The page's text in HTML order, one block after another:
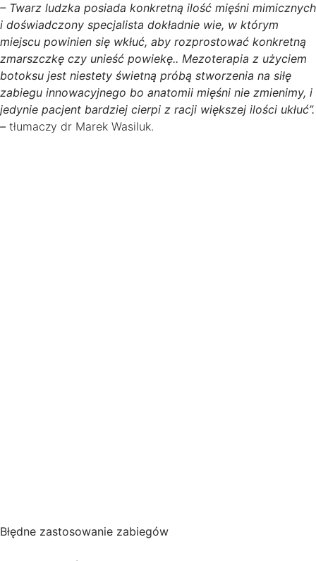
– Twarz ludzka posiada konkretną ilość mięśni mimicznych
i doświadczony specjalista dokładnie wie, w którym
miejscu powinien się wkłuć, aby rozprostować konkretną
zmarszczkę czy unieść powiekę.. Mezoterapia z użyciem
botoksu jest niestety świetną próbą stworzenia na siłę
zabiegu innowacyjnego bo anatomii mięśni nie zmienimy, i
jedynie pacjent bardziej cierpi z racji większej ilości ukłuć”.
– tłumaczy dr Marek Wasiluk.
Błędne zastosowanie zabiegów